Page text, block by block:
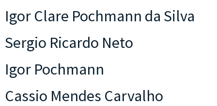
Igor Clare Pochmann da Silva
Sergio Ricardo Neto
Igor Pochmann
Cassio Mendes Carvalho